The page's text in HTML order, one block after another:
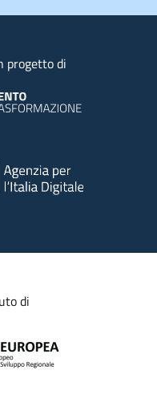
progetto di
di